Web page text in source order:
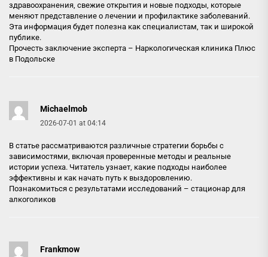
здравоохранения, свежие открытия и новые подходы, которые
меняют представление о лечении и профилактике заболеваний.
Эта информация будет полезна как специалистам, так и широкой
публике.
Прочесть заключение эксперта – Наркологическая клиника Плюс
в Подольске
Michaelmob
2026-07-01 at 04:14
В статье рассматриваются различные стратегии борьбы с
зависимостями, включая проверенные методы и реальные
истории успеха. Читатель узнает, какие подходы наиболее
эффективны и как начать путь к выздоровлению.
Познакомиться с результатами исследований – стационар для
алкоголиков
Frankmow